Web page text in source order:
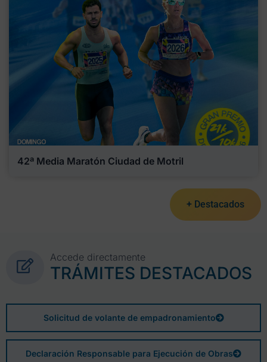
42ª Media Maratón Ciudad de Motril
+ Destacados
Accede directamente
TRÁMITES DESTACADOS
Solicitud de volante de empadronamiento
Declaración Responsable para Ejecución de Obras